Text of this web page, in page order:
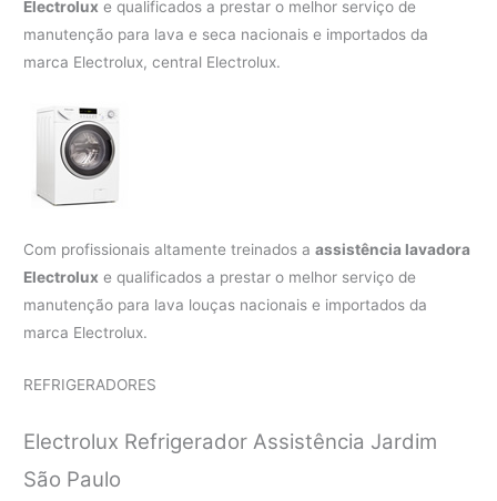
Electrolux e qualificados a prestar o melhor serviço de
manutenção para lava e seca nacionais e importados da
marca Electrolux, central Electrolux.
Com profissionais altamente treinados aassistência lavadora
Electrolux e qualificados a prestar o melhor serviço de
manutenção para lava louças nacionais e importados da
marca Electrolux.
REFRIGERADORES
Electrolux Refrigerador Assistência Jardim
São Paulo